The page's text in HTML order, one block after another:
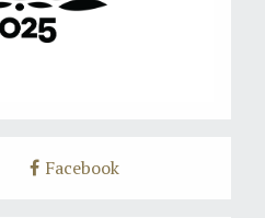
Facebook